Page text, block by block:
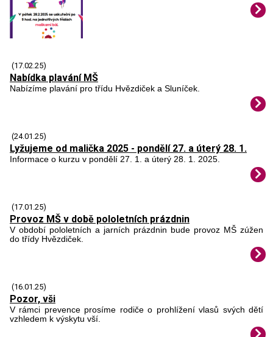
(17.02.25)
Nabídka plavání MŠ
Nabízíme plavání pro třídu Hvězdiček a Sluníček.
(24.01.25)
Lyžujeme od malička 2025 - pondělí 27. a úterý 28. 1.
Informace o kurzu v pondělí 27. 1. a úterý 28. 1. 2025.
(17.01.25)
Provoz MŠ v době pololetních prázdnin
V období pololetních a jarních prázdnin bude provoz MŠ zúžen
do třídy Hvězdiček.
(16.01.25)
Pozor, vši
V rámci prevence prosíme rodiče o prohlížení vlasů svých dětí
vzhledem k výskytu vší.